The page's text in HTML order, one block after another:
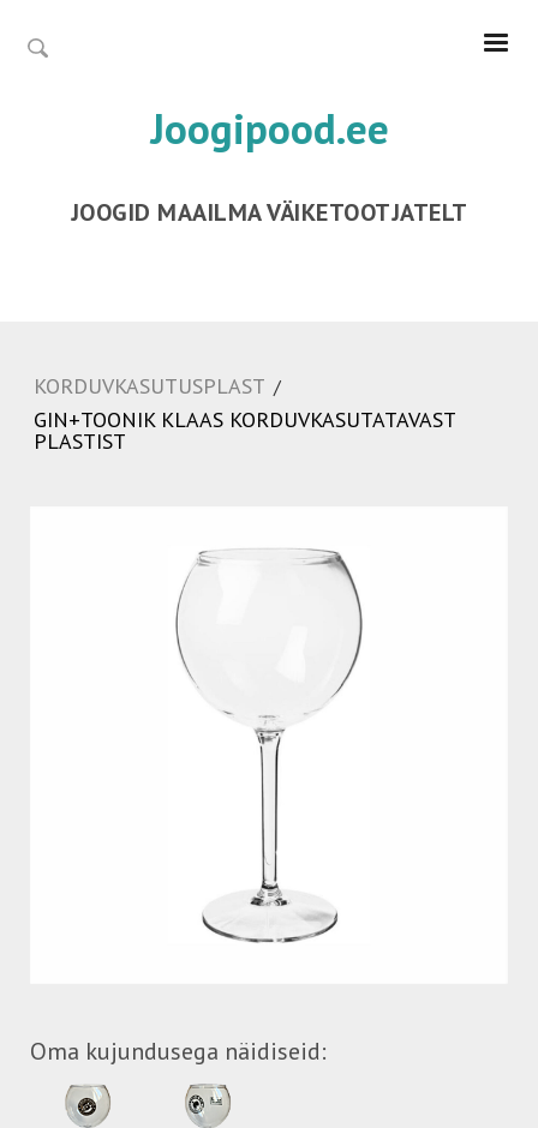
Joogipood.ee
JOOGID MAAILMA VÄIKETOOTJATELT
KORDUVKASUTUSPLAST /
GIN+TOONIK KLAAS KORDUVKASUTATAVAST
PLASTIST
Oma kujundusega näidiseid: